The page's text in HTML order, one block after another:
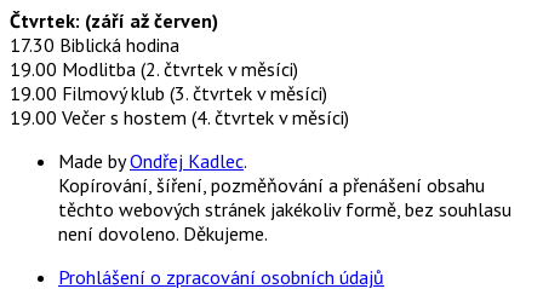
Čtvrtek: (září až červen)
17.30 Biblická hodina
19.00 Modlitba (2. čtvrtek v měsíci)
19.00 Filmový klub (3. čtvrtek v měsíci)
19.00 Večer s hostem (4. čtvrtek v měsíci)
Made byOndřej Kadlec.
Kopírování, šíření, pozměňování a přenášení obsahu
těchto webových stránek jakékoliv formě, bez souhlasu
není dovoleno. Děkujeme.
Prohlášení o zpracování osobních údajů